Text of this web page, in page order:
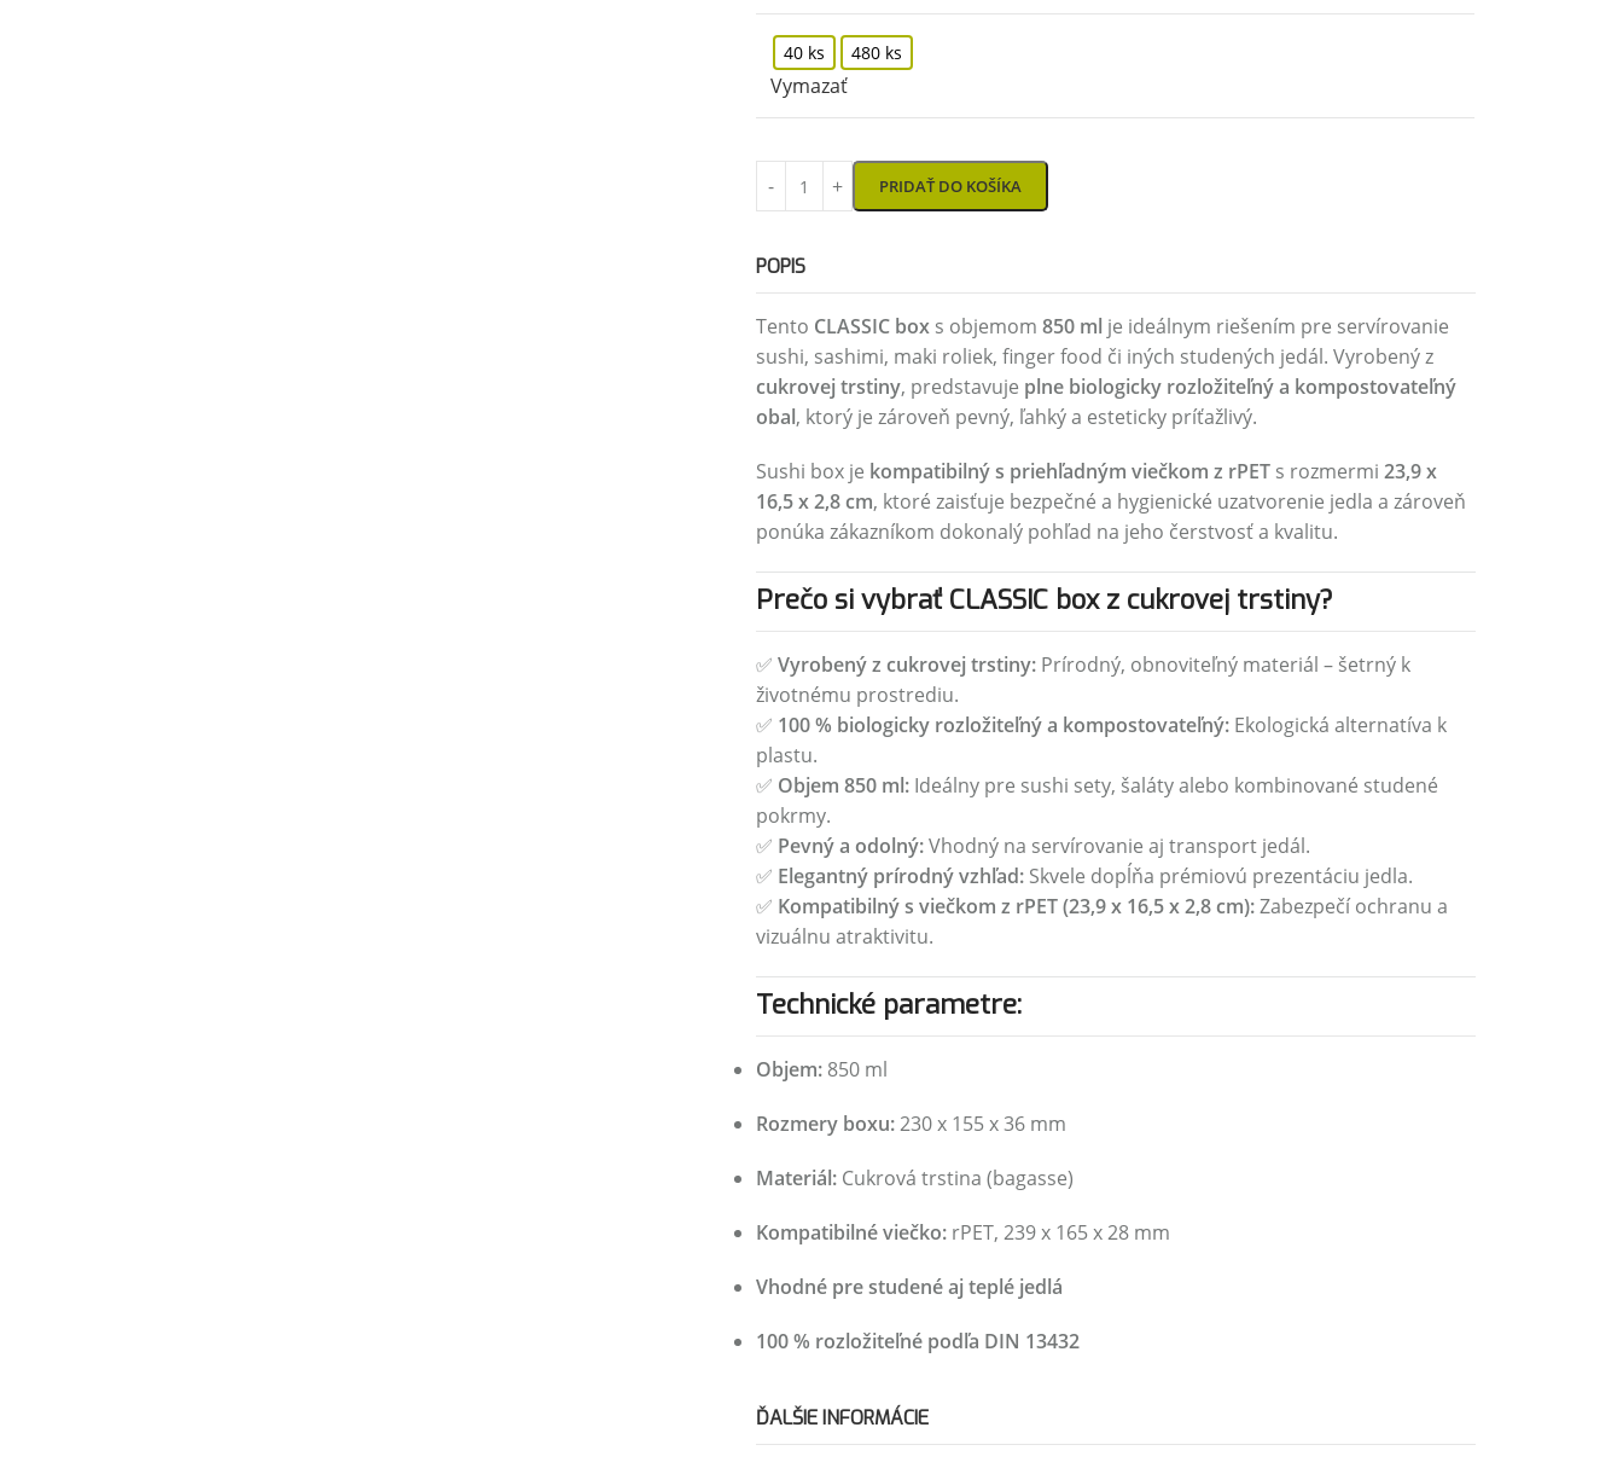
40 ks 480 ks
Vymazať
PRIDAŤ DO KOŠÍKA
POPIS
Tento CLASSIC boxs objemom 850 ml je ideálnym riešením pre servírovanie
sushi, sashimi, maki roliek, finger food či iných studených jedál. Vyrobený z
cukrovej trstiny, predstavuje plne biologicky rozložiteľný a kompostovateľný
obal, ktorý je zároveň pevný, ľahký a esteticky príťažlivý.
Sushi box je kompatibilný s priehľadným viečkom z rPETs rozmermi 23,9 x
16,5 x 2,8 cm, ktoré zaisťuje bezpečné a hygienické uzatvorenie jedla a zároveň
ponúka zákazníkom dokonalý pohľad na jeho čerstvosť a kvalitu.
Prečo si vybrať CLASSIC box z cukrovej trstiny?
✅ Vyrobený z cukrovej trstiny:Prírodný, obnoviteľný materiál – šetrný k
životnému prostrediu.
✅ 100 % biologicky rozložiteľný a kompostovateľný:Ekologická alternatíva k
plastu.
✅ Objem 850 ml:Ideálny pre sushi sety, šaláty alebo kombinované studené
pokrmy.
✅ Pevný a odolný:Vhodný na servírovanie aj transport jedál.
✅ Elegantný prírodný vzhľad:Skvele dopĺňa prémiovú prezentáciu jedla.
✅ Kompatibilný s viečkom z rPET (23,9 x 16,5 x 2,8 cm):Zabezpečí ochranu a
vizuálnu atraktivitu.
Technické parametre:
Objem:850 ml
Rozmery boxu:230 x 155 x 36 mm
Materiál:Cukrová trstina (bagasse)
Kompatibilné viečko:rPET, 239 x 165 x 28 mm
Vhodné pre studené aj teplé jedlá
100 % rozložiteľné podľa DIN 13432
ĎALŠIE INFORMÁCIE